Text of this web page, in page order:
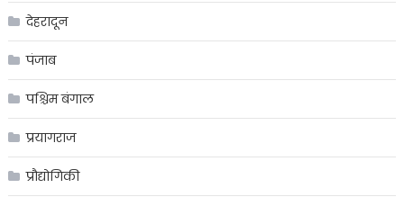
देहरादून
पंजाब
पश्चिम बंगाल
प्रयागराज
प्रौद्योगिकी